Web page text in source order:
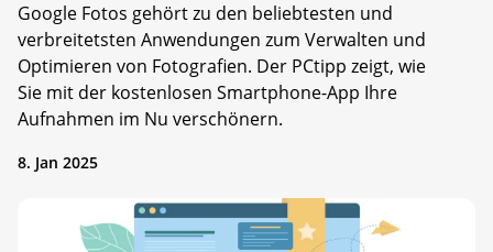
Google Fotos gehört zu den beliebtesten und
verbreitetsten Anwendungen zum Verwalten und
Optimieren von Fotografien. Der PCtipp zeigt, wie
Sie mit der kostenlosen Smartphone-App Ihre
Aufnahmen im Nu verschönern.
8. Jan 2025